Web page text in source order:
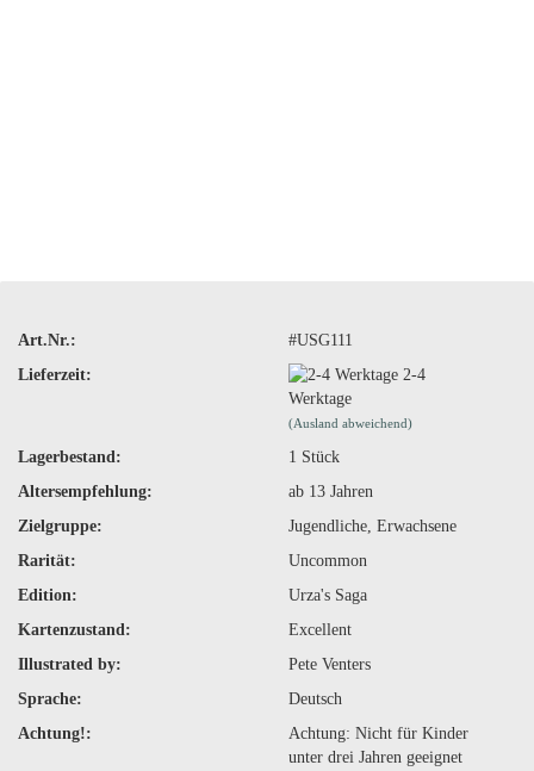
Art.Nr.:
#USG111
Lieferzeit:
2-4
Werktage
(Ausland abweichend)
Lagerbestand: 1 Stück
Altersempfehlung:
ab 13 Jahren
Zielgruppe:
Jugendliche, Erwachsene
Rarität:
Uncommon
Edition:
Urza's Saga
Kartenzustand:
Excellent
Illustrated by:
Pete Venters
Sprache:
Deutsch
Achtung!:
Achtung: Nicht für Kinder
unter drei Jahren geeignet